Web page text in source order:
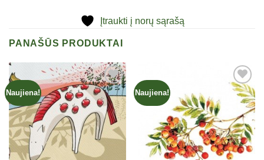
Įtraukti į norų sąrašą
PANAŠŪS PRODUKTAI
Naujiena!
Įtraukti
į norų
sąrašą
Naujiena!
Įtraukti
į norų
sąrašą